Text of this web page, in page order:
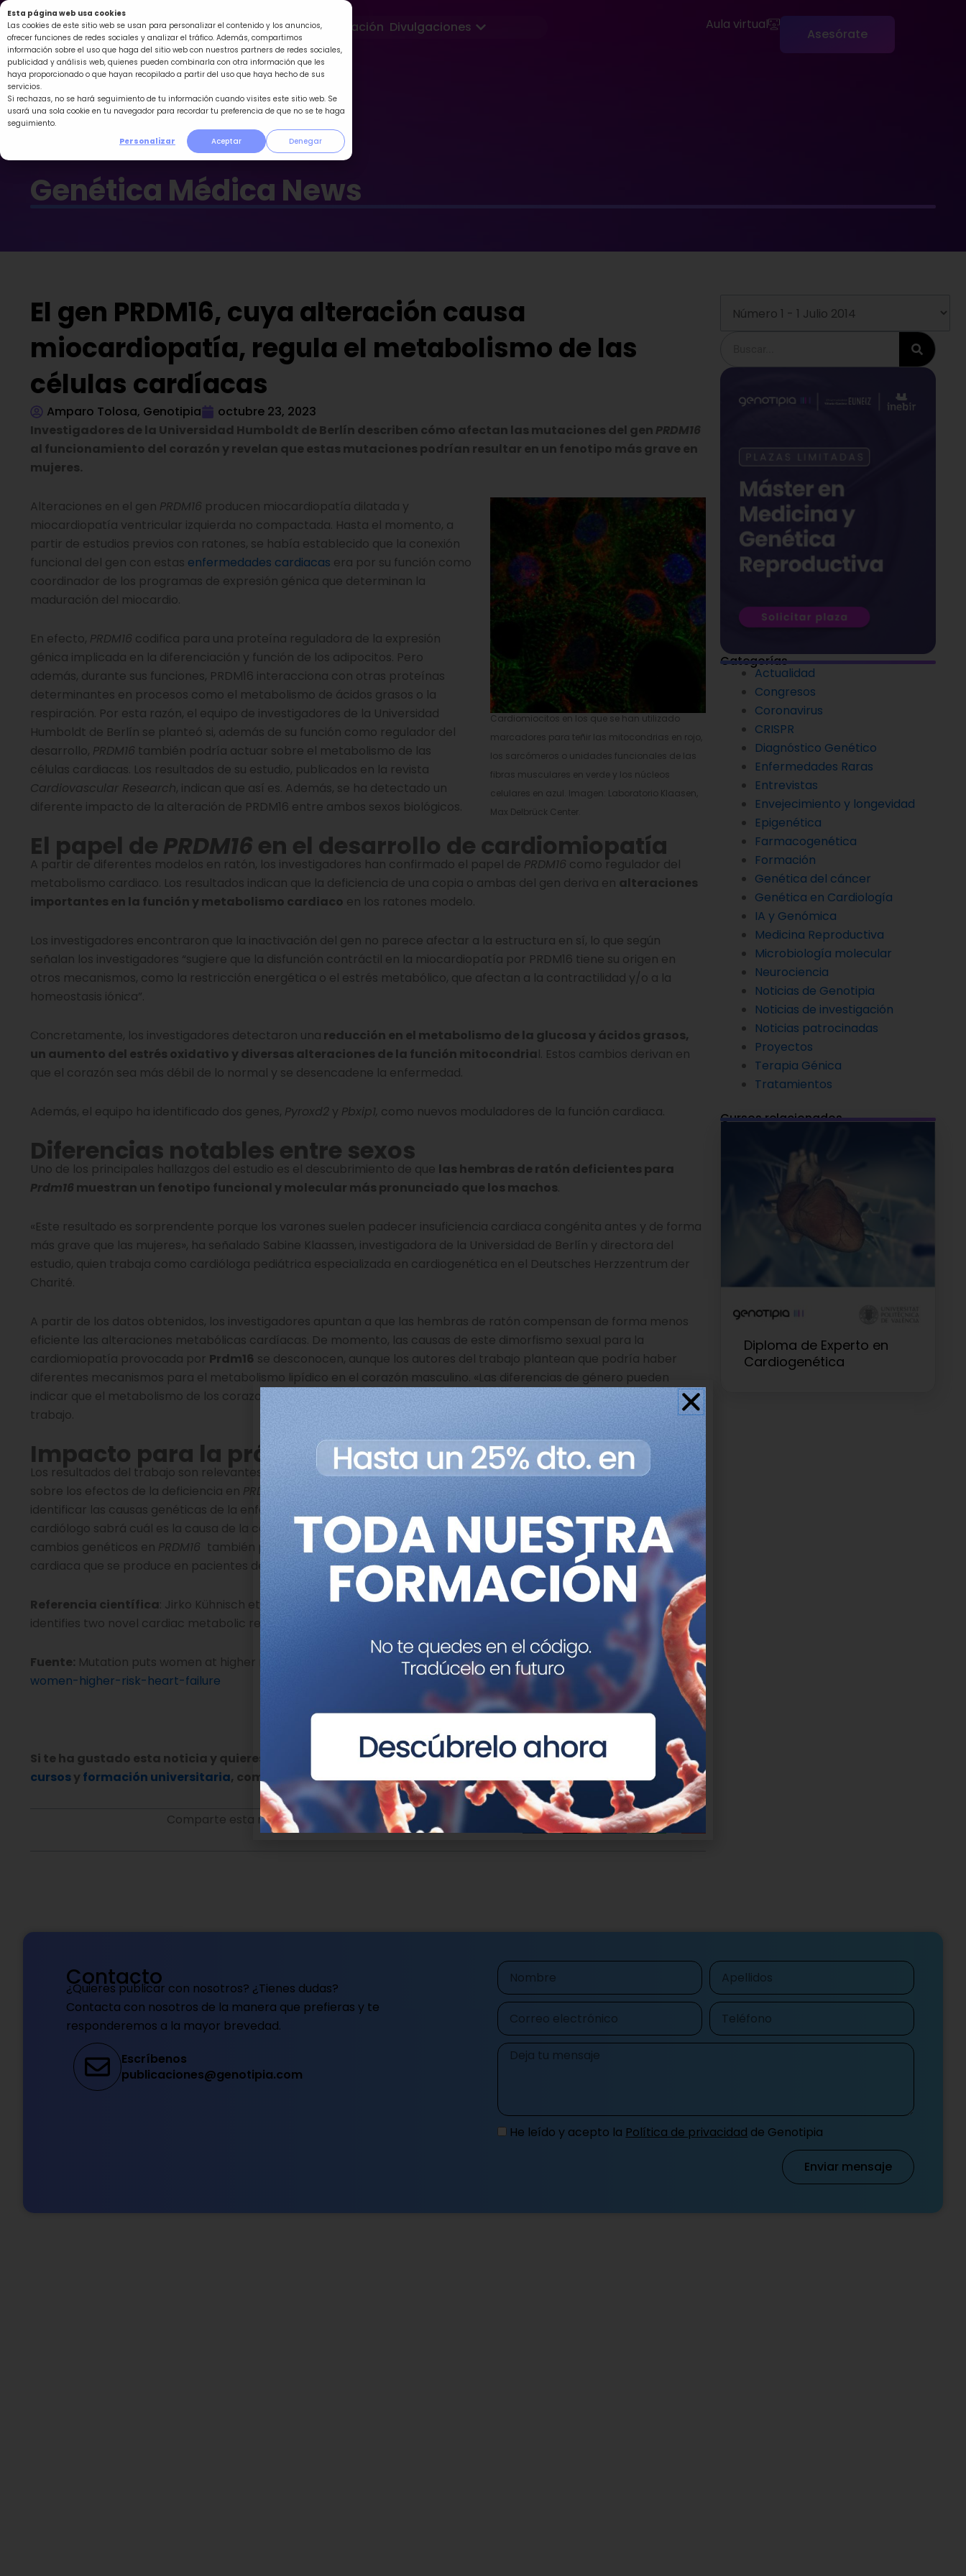
Esta página web usa cookies
Las cookies de este sitio web se usan para personalizar el contenido y los anuncios,
ofrecer funciones de redes sociales y analizar el tráfico. Además, compartimos
información sobre el uso que haga del sitio web con nuestros partners de redes sociales,
publicidad y análisis web, quienes pueden combinarla con otra información que les
haya proporcionado o que hayan recopilado a partir del uso que haya hecho de sus
servicios.
Si rechazas, no se hará seguimiento de tu información cuando visites este sitio web. Se
usará una sola cookie en tu navegador para recordar tu preferencia de que no se te haga
seguimiento.
Personalizar
Aceptar Denegar
Ir
al
contenido
Formación Divulgaciones Abrir Divulgaciones Aula virtual
Asesórate
Genética Médica News
El gen PRDM16, cuya alteración causa
miocardiopatía, regula el metabolismo de las
células cardíacas
Amparo Tolosa, Genotipia
octubre 23, 2023
Investigadores de la Universidad Humboldt de Berlín describen cómo afectan las mutaciones del gen PRDM16
al funcionamiento del corazón y revelan que estas mutaciones podrían resultar en un fenotipo más grave en
mujeres.
Cardiomiocitos en los que se han utilizado
marcadores para teñir las mitocondrias en rojo,
los sarcómeros o unidades funcionales de las
fibras musculares en verde y los núcleos
celulares en azul. Imagen: Laboratorio Klaasen,
Max Delbrück Center.
Alteraciones en el gen PRDM16 producen miocardiopatía dilatada y
miocardiopatía ventricular izquierda no compactada. Hasta el momento, a
partir de estudios previos con ratones, se había establecido que la conexión
funcional del gen con estas enfermedades cardiacas era por su función como
coordinador de los programas de expresión génica que determinan la
maduración del miocardio.
En efecto, PRDM16 codifica para una proteína reguladora de la expresión
génica implicada en la diferenciación y función de los adipocitos. Pero
además, durante sus funciones, PRDM16 interacciona con otras proteínas
determinantes en procesos como el metabolismo de ácidos grasos o la
respiración. Por esta razón, el equipo de investigadores de la Universidad
Humboldt de Berlín se planteó si, además de su función como regulador del
desarrollo, PRDM16 también podría actuar sobre el metabolismo de las
células cardiacas. Los resultados de su estudio, publicados en la revista
Cardiovascular Research, indican que así es. Además, se ha detectado un
diferente impacto de la alteración de PRDM16 entre ambos sexos biológicos.
El papel de PRDM16 en el desarrollo de cardiomiopatía
A partir de diferentes modelos en ratón, los investigadores han confirmado el papel de PRDM16 como regulador del
metabolismo cardiaco. Los resultados indican que la deficiencia de una copia o ambas del gen deriva en alteraciones
importantes en la función y metabolismo cardiaco en los ratones modelo.
Los investigadores encontraron que la inactivación del gen no parece afectar a la estructura en sí, lo que según
señalan los investigadores “sugiere que la disfunción contráctil en la miocardiopatía por PRDM16 tiene su origen en
otros mecanismos, como la restricción energética o el estrés metabólico, que afectan a la contractilidad y/o a la
homeostasis iónica”.
Concretamente, los investigadores detectaron una reducción en el metabolismo de la glucosa y ácidos grasos,
un aumento del estrés oxidativo y diversas alteraciones de la función mitocondrial. Estos cambios derivan en
que el corazón sea más débil de lo normal y se desencadene la enfermedad.
Además, el equipo ha identificado dos genes, Pyroxd2 y Pbxip1, como nuevos moduladores de la función cardiaca.
Diferencias notables entre sexos
Uno de los principales hallazgos del estudio es el descubrimiento de que las hembras de ratón deficientes para
Prdm16 muestran un fenotipo funcional y molecular más pronunciado que los machos.
«Este resultado es sorprendente porque los varones suelen padecer insuficiencia cardiaca congénita antes y de forma
más grave que las mujeres», ha señalado Sabine Klaassen, investigadora de la Universidad de Berlín y directora del
estudio, quien trabaja como cardióloga pediátrica especializada en cardiogenética en el Deutsches Herzzentrum der
Charité.
A partir de los datos obtenidos, los investigadores apuntan a que las hembras de ratón compensan de forma menos
eficiente las alteraciones metabólicas cardíacas. De momento, las causas de este dimorfismo sexual para la
cardiomiopatía provocada por Prdm16 se desconocen, aunque los autores del trabajo plantean que podría haber
diferentes mecanismos para el metabolismo lipídico en el corazón masculino. «Las diferencias de género pueden
indicar que el metabolismo de los corazones de hombres y mujeres es distinto», afirma Kühnisch, primer autor del
trabajo.
Impacto para la práctica clínica
Los resultados del trabajo son relevantes para el diagnóstico clínico de futuros pacientes. La información funcional
sobre los efectos de la deficiencia en PRDM16
identificar las causas genéticas de la enfermedad de un paciente. «Si una prueba genética identifica esta mutación, el
cardiólogo sabrá cuál es la causa de la cardiopatía», ha indicado Klaassen. La investigadora también sugiere que los
cambios genéticos en PRDM16 también podrían ser relevantes, aunque en menor medida, para la insuficiencia
cardiaca que se produce en pacientes de edad avanzada. Esta cuestión deberá ser evaluada en estudios futuros.
Referencia científica: Jirko Kühnisch et al. Prdm16 mutation determines sex-specific cardiac metabolism and
identifies two novel cardiac metabolic regulators,
Fuente: Mutation puts women at higher risk of heart failure.
https://www.mdc-berlin.de/news/press/mutation-puts-
women-higher-risk-heart-failure
Si te ha gustado esta noticia y quieres aprender más sobre Genética en Medicina, te interesan nuestros
cursosyformación universitaria, como el “ Experto Universitario en Cardiogenética”.
Comparte esta noticia en tus redes
Categorías
Actualidad
Congresos
Coronavirus
CRISPR
Diagnóstico Genético
Enfermedades Raras
Entrevistas
Envejecimiento y longevidad
Epigenética
Farmacogenética
Formación
Genética del cáncer
Genética en Cardiología
IA y Genómica
Medicina Reproductiva
Microbiología molecular
Neurociencia
Noticias de Genotipia
Noticias de investigación
Noticias patrocinadas
Proyectos
Terapia Génica
Tratamientos
Cursos relacionados
Diploma de Experto en
Cardiogenética
Contacto
¿Quieres publicar con nosotros? ¿Tienes dudas?
Contacta con nosotros de la manera que prefieras y te
responderemos a la mayor brevedad.
Escríbenos
publicaciones@genotipia.com
Nombre Apellidos
Correo
electrónico
Teléfono
Mensaje
He leído y acepto la Política de privacidad de Genotipia
Enviar mensaje